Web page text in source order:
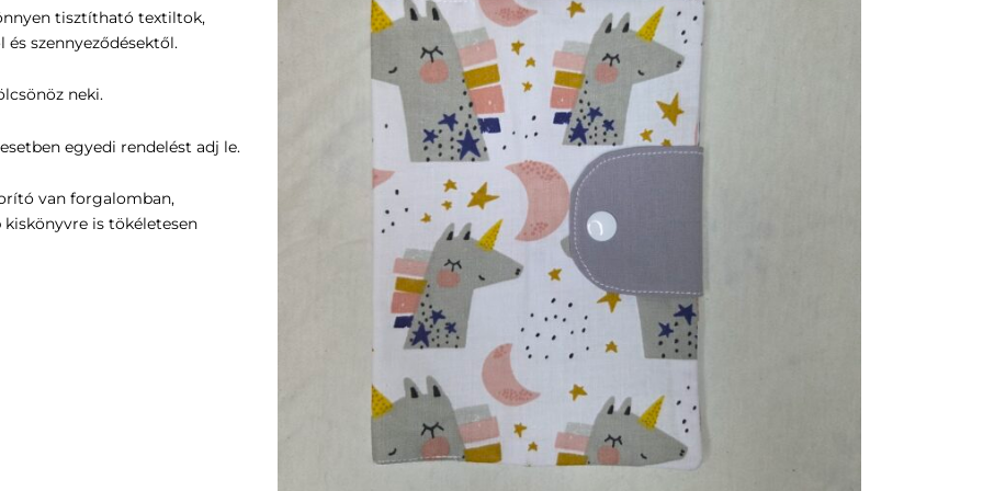
tisztítható textiltok,
szennyeződésektől.
neki.
egyedi rendelést adj le.
van forgalomban,
is tökéletesen